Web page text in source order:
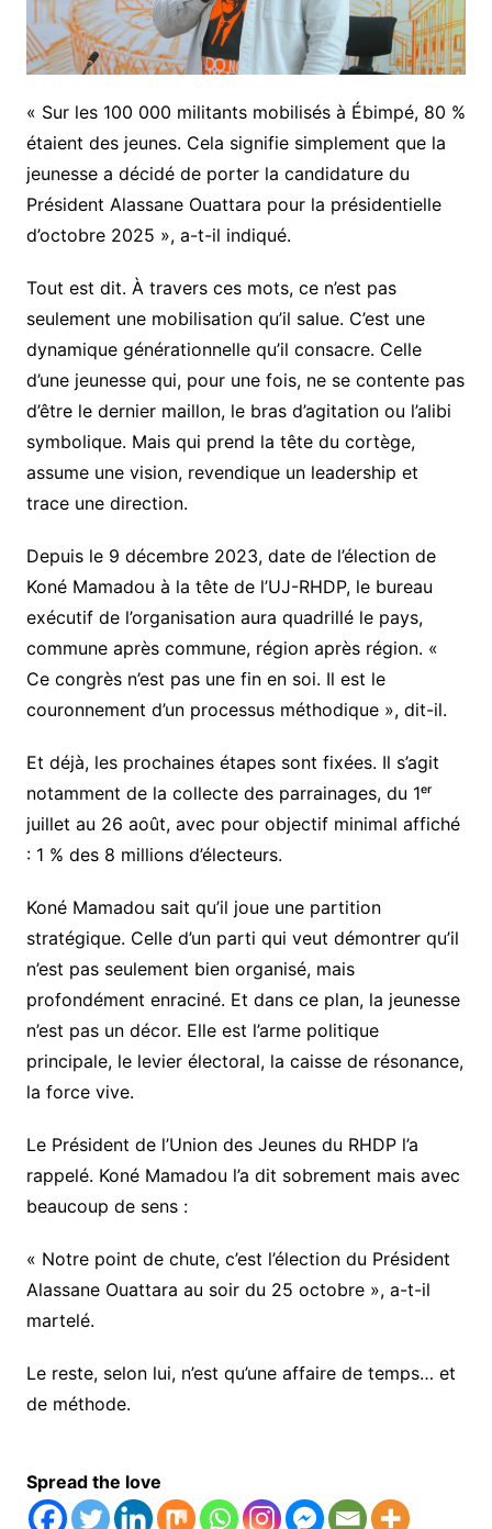
« Sur les 100 000 militants mobilisés à Ébimpé, 80 %
étaient des jeunes. Cela signifie simplement que la
jeunesse a décidé de porter la candidature du
Président Alassane Ouattara pour la présidentielle
d’octobre 2025 », a-t-il indiqué.
Tout est dit. À travers ces mots, ce n’est pas
seulement une mobilisation qu’il salue. C’est une
dynamique générationnelle qu’il consacre. Celle
d’une jeunesse qui, pour une fois, ne se contente pas
d’être le dernier maillon, le bras d’agitation ou l’alibi
symbolique. Mais qui prend la tête du cortège,
assume une vision, revendique un leadership et
trace une direction.
Depuis le 9 décembre 2023, date de l’élection de
Koné Mamadou à la tête de l’UJ-RHDP, le bureau
exécutif de l’organisation aura quadrillé le pays,
commune après commune, région après région. «
Ce congrès n’est pas une fin en soi. Il est le
couronnement d’un processus méthodique », dit-il.
Et déjà, les prochaines étapes sont fixées. Il s’agit
notamment de la collecte des parrainages, du 1ᵉʳ
juillet au 26 août, avec pour objectif minimal affiché
: 1 % des 8 millions d’électeurs.
Koné Mamadou sait qu’il joue une partition
stratégique. Celle d’un parti qui veut démontrer qu’il
n’est pas seulement bien organisé, mais
profondément enraciné. Et dans ce plan, la jeunesse
n’est pas un décor. Elle est l’arme politique
principale, le levier électoral, la caisse de résonance,
la force vive.
Le Président de l’Union des Jeunes du RHDP l’a
rappelé. Koné Mamadou l’a dit sobrement mais avec
beaucoup de sens :
« Notre point de chute, c’est l’élection du Président
Alassane Ouattara au soir du 25 octobre », a-t-il
martelé.
Le reste, selon lui, n’est qu’une affaire de temps… et
de méthode.
Spread the love